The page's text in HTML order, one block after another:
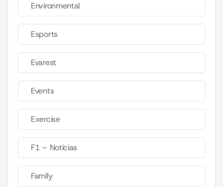
Environmental
Esports
Evarest
Events
Exercise
F1 – Noticias
Family